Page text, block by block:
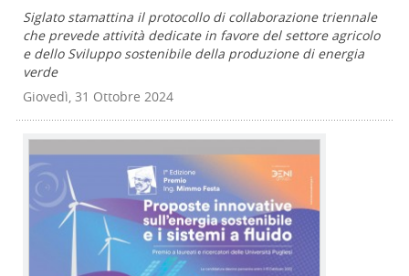
Siglato stamattina il protocollo di collaborazione triennale
che prevede attività dedicate in favore del settore agricolo
e dello Sviluppo sostenibile della produzione di energia
verde
Giovedì, 31 Ottobre 2024